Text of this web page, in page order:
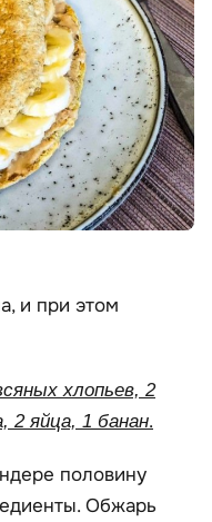
и при этом
хлопьев, 2
2 яйца, 1 банан.
половину
Обжарь